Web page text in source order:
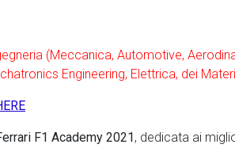
(Meccanica, Automotive,
Engineering, Elettrica, dei
F1 Academy 2021, dedicata ai